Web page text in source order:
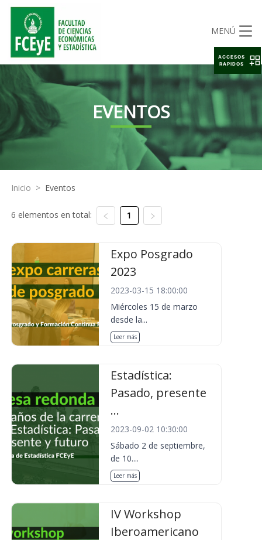
MENÚ
EVENTOS
Inicio > Eventos
6 elementos en total: 1
Expo Posgrado
2023
2023-03-15 18:00:00
Miércoles 15 de marzo
desde la...
Leer más
Estadística:
Pasado, presente
...
2023-09-02 10:30:00
Sábado 2 de septiembre,
de 10....
Leer más
IV Workshop
Iberoamericano
ACCESOS
RAPIDOS